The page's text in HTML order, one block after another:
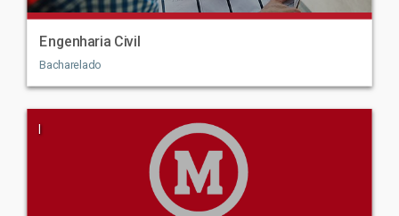
Engenharia Civil
Bacharelado
|